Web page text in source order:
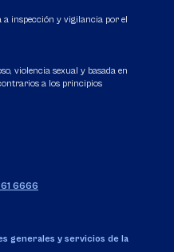
inspección y vigilancia por el
violencia sexual y basada en
a los principios
6666
generales y servicios de la